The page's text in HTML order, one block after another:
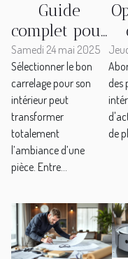
Guide
complet pour
choisir le
carrelage
adapté à
votre
intérieur
Samedi 24 mai 2025
Sélectionner le bon
carrelage pour son
intérieur peut
transformer
totalement
l’ambiance d’une
pièce. Entre...
des
de